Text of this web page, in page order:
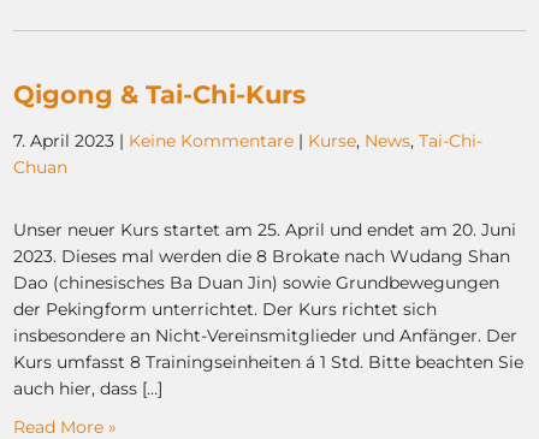
Qigong & Tai-Chi-Kurs
7. April 2023 | Keine Kommentare | Kurse, News,Tai-Chi-
Chuan
Unser neuer Kurs startet am 25. April und endet am 20. Juni
2023. Dieses mal werden die 8 Brokate nach Wudang Shan
Dao (chinesisches Ba Duan Jin) sowie Grundbewegungen
der Pekingform unterrichtet. Der Kurs richtet sich
insbesondere an Nicht-Vereinsmitglieder und Anfänger. Der
Kurs umfasst 8 Trainingseinheiten á 1 Std. Bitte beachten Sie
auch hier, dass […]
Read More »